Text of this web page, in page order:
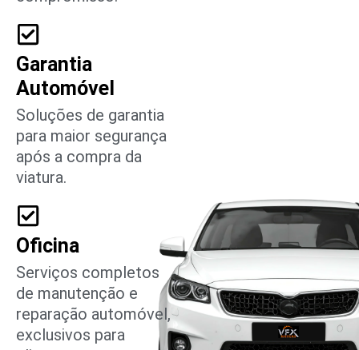
Garantia
Automóvel
Soluções de garantia
para maior segurança
após a compra da
viatura.
Oficina
Serviços completos
de manutenção e
reparação automóvel,
exclusivos para